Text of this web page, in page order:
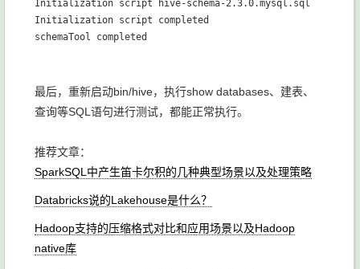
Initialization script hive-schema-2.3.0.mysql.sql
Initialization script completed
最后，重新启动bin/hive，执行show databases、建表、
查询等SQL语句进行测试，都能正常执行。
推荐文章：
SparkSQL中产生笛卡尔积的几种典型场景以及处理策略
Databricks说的Lakehouse是什么？
Hadoop支持的压缩格式对比和应用场景以及Hadoop
native库